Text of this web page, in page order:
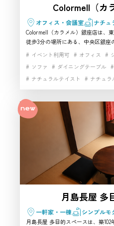
Colormell（カ
オフィス・会議室 ナチュ
Colormell（カラメル）銀座店は、
徒歩3分の場所にある、中央区銀座
木目調のフローリングを基調とした
家具の配置を変更しながら、イン
ト、YouTube、ライブ配信などに利
生活シーンを撮影したい方や、駅
オを探している方におすすめです。
イベント利用可 オフィス
ソファ
ダイニングテーブル
ナチュラルテイスト
ナチュラ
フローリング
ヘアメイク
ミーティングルーム
ムービー
家具・小物充実
生活雑貨完備
白基調インテリ
白壁×フローリングタイル
自
高速インターネット
月島長屋 多
一軒家・一棟 シンプルモ
月島長屋 多目的スペースは、築